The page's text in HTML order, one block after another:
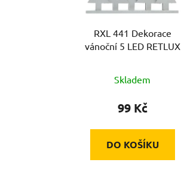
RXL 441 Dekorace
vánoční 5 LED RETLUX
Skladem
99 Kč
DO KOŠÍKU